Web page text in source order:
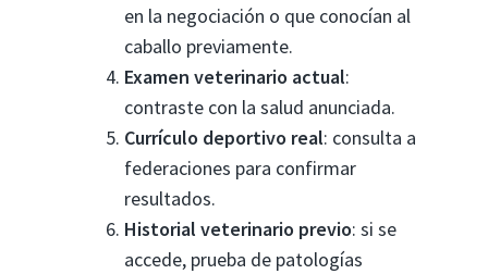
en la negociación o que conocían al
caballo previamente.
Examen veterinario actual:
contraste con la salud anunciada.
Currículo deportivo real: consulta a
federaciones para confirmar
resultados.
Historial veterinario previo: si se
accede, prueba de patologías